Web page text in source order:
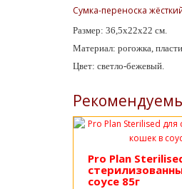
Сумка-переноска
Размер: 36,5х22х22 см.
Материал: рогожка,
Цвет: светло-бежевый.
Pro Plan
соусе 85г